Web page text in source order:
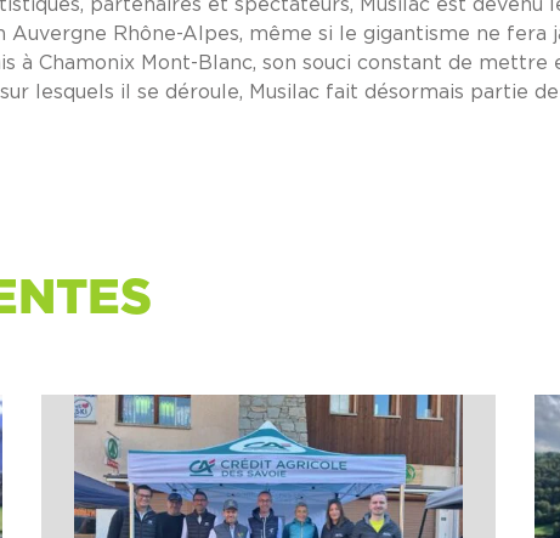
partenaires et spectateurs, Musilac est devenu
Rhône-Alpes, même si le gigantisme ne fera
à Chamonix Mont-Blanc, son souci constant de mettre
lesquels il se déroule, Musilac fait désormais partie de